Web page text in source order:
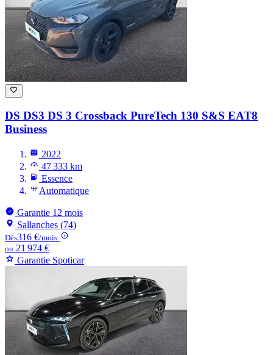
DS DS3 DS 3 Crossback PureTech 130 S&S EAT8
Business
2022
47 333 km
Essence
Automatique
Garantie 12 mois
Sallanches (74)
Dès316 €/mois
ou 21 974 €
Garantie Spoticar